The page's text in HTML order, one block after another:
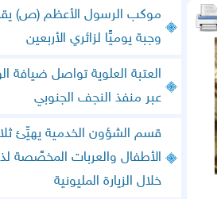
وجبة يوميًّا لزائري الأربعين
العتبة العلوية تواصل ضيافة
عبر منفذ النجف الجنوبي
قسم الشؤون الخدمية يهيِّئ
الأطفال والعربات المخصَّصة
خلال الزيارة المليونية